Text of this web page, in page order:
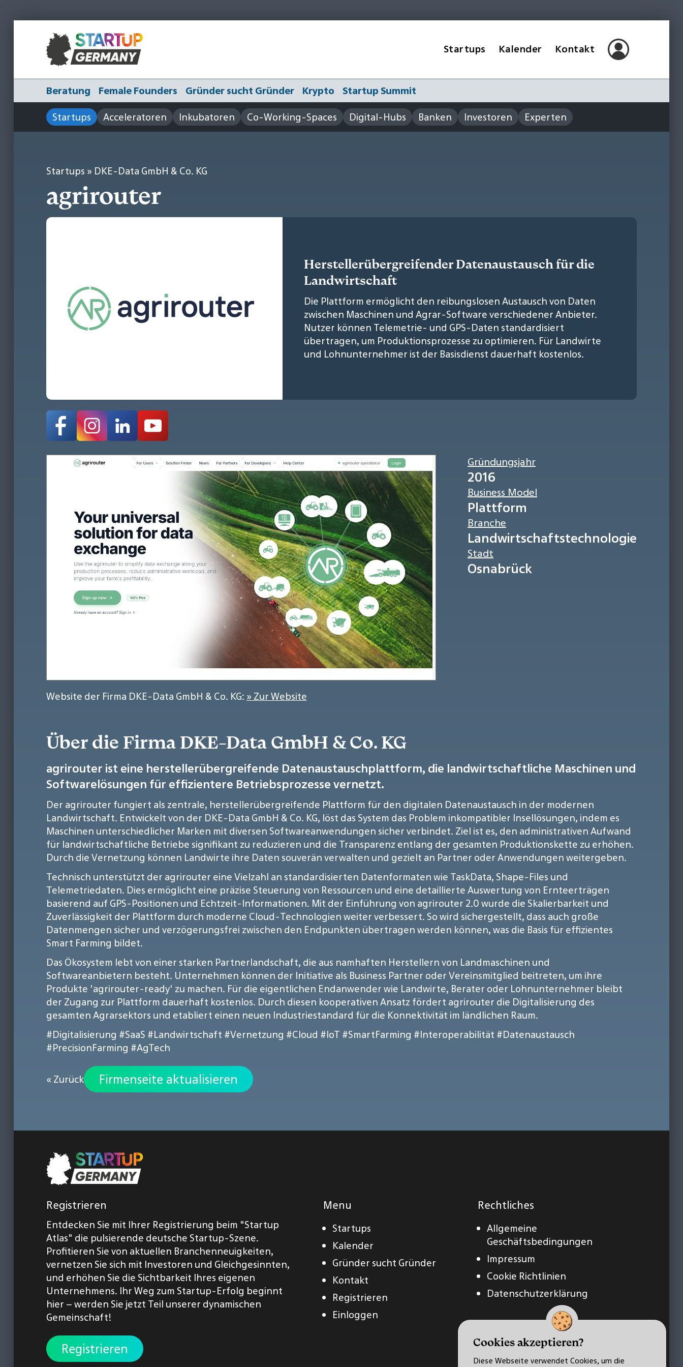
Startups Kalender Kontakt
Beratung Female Founders Gründer sucht Gründer Krypto
Startup Summit
Startups
Acceleratoren Inkubatoren Co-Working-Spaces Digital-Hubs Banken Investoren Experten
Startups » DKE-Data GmbH & Co. KG
agrirouter
Herstellerübergreifender Datenaustausch für die
Landwirtschaft
Die Plattform ermöglicht den reibungslosen Austausch von Daten
zwischen Maschinen und Agrar-Software verschiedener Anbieter.
Nutzer können Telemetrie- und GPS-Daten standardisiert
übertragen, um Produktionsprozesse zu optimieren. Für Landwirte
und Lohnunternehmer ist der Basisdienst dauerhaft kostenlos.
Website der Firma DKE-Data GmbH & Co. KG: » Zur Website
Gründungsjahr
2016
Business Model
Plattform
Branche
Landwirtschaftstechnologie
Stadt
Osnabrück
Über die Firma DKE-Data GmbH & Co. KG
agrirouter ist eine herstellerübergreifende Datenaustauschplattform, die landwirtschaftliche Maschinen und
Softwarelösungen für effizientere Betriebsprozesse vernetzt.
Der agrirouter fungiert als zentrale, herstellerübergreifende Plattform für den digitalen Datenaustausch in der modernen
Landwirtschaft. Entwickelt von der DKE-Data GmbH & Co. KG, löst das System das Problem inkompatibler Insellösungen, indem es
Maschinen unterschiedlicher Marken mit diversen Softwareanwendungen sicher verbindet. Ziel ist es, den administrativen Aufwand
für landwirtschaftliche Betriebe signifikant zu reduzieren und die Transparenz entlang der gesamten Produktionskette zu erhöhen.
Durch die Vernetzung können Landwirte ihre Daten souverän verwalten und gezielt an Partner oder Anwendungen weitergeben.
Technisch unterstützt der agrirouter eine Vielzahl an standardisierten Datenformaten wie TaskData, Shape-Files und
Telemetriedaten. Dies ermöglicht eine präzise Steuerung von Ressourcen und eine detaillierte Auswertung von Ernteerträgen
basierend auf GPS-Positionen und Echtzeit-Informationen. Mit der Einführung von agrirouter 2.0 wurde die Skalierbarkeit und
Zuverlässigkeit der Plattform durch moderne Cloud-Technologien weiter verbessert. So wird sichergestellt, dass auch große
Datenmengen sicher und verzögerungsfrei zwischen den Endpunkten übertragen werden können, was die Basis für effizientes
Smart Farming bildet.
Das Ökosystem lebt von einer starken Partnerlandschaft, die aus namhaften Herstellern von Landmaschinen und
Softwareanbietern besteht. Unternehmen können der Initiative als Business Partner oder Vereinsmitglied beitreten, um ihre
Produkte 'agrirouter-ready' zu machen. Für die eigentlichen Endanwender wie Landwirte, Berater oder Lohnunternehmer bleibt
der Zugang zur Plattform dauerhaft kostenlos. Durch diesen kooperativen Ansatz fördert agrirouter die Digitalisierung des
gesamten Agrarsektors und etabliert einen neuen Industriestandard für die Konnektivität im ländlichen Raum.
#Digitalisierung #SaaS #Landwirtschaft #Vernetzung #Cloud #IoT #SmartFarming #Interoperabilität #Datenaustausch
#PrecisionFarming #AgTech
« Zurück Firmenseite aktualisieren
Registrieren
Entdecken Sie mit Ihrer Registrierung beim "Startup
Atlas" die pulsierende deutsche Startup-Szene.
Profitieren Sie von aktuellen Branchenneuigkeiten,
vernetzen Sie sich mit Investoren und Gleichgesinnten,
und erhöhen Sie die Sichtbarkeit Ihres eigenen
Unternehmens. Ihr Weg zum Startup-Erfolg beginnt
hier – werden Sie jetzt Teil unserer dynamischen
Gemeinschaft!
Registrieren
Menu
Startups
Kalender
Gründer sucht Gründer
Kontakt
Registrieren
Einloggen
Rechtliches
Allgemeine
Geschäftsbedingungen
Impressum
Cookie Richtlinien
Datenschutzerklärung
Cookies akzeptieren?
Diese Webseite verwendet Cookies, um die